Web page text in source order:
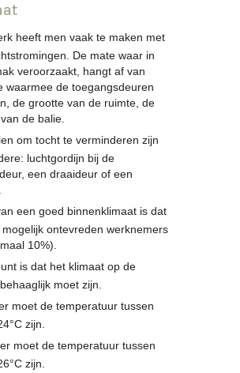
heeft men vaak te maken met
De mate waar in
veroorzaakt, hangt af van
waarmee de toegangsdeuren
de grootte van de ruimte, de
de balie.
om tocht te verminderen zijn
luchtgordijn bij de
een draaideur of een
een goed binnenklimaat is dat
ontevreden werknemers
10%).
is dat het klimaat op de
moet zijn.
moet de temperatuur tussen
zijn.
moet de temperatuur tussen
zijn.